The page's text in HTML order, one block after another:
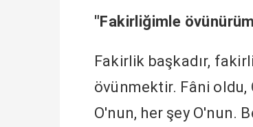
"Fakirliğimle
Fakirlik başkadır,
övünmektir. Fâni oldu,
O'nun, her şey O'nun.